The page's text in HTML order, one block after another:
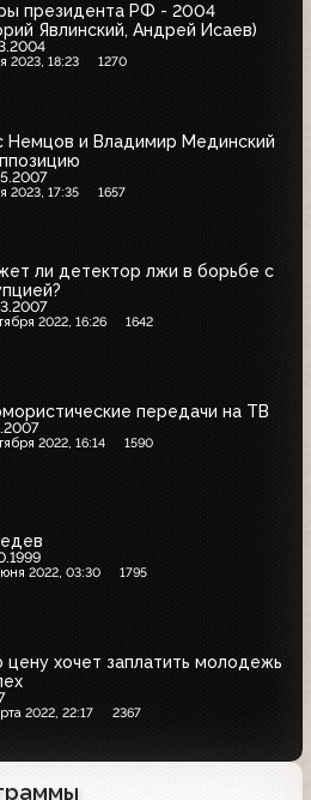
президента РФ - 2004
Явлинский, Андрей Исаев)
2023, 18:23 1270
Немцов и Владимир Мединский
2023, 17:35 1657
ли детектор лжи в борьбе с
2022, 16:26 1642
передачи на ТВ
2022, 16:14 1590
2022, 03:30 1795
цену хочет заплатить молодежь
2022, 22:17 2367